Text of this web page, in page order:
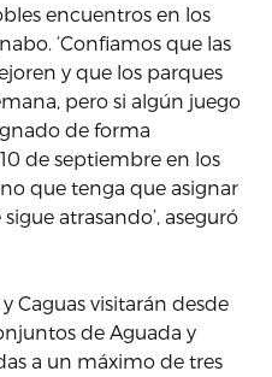
encuentros en los
‘Confiamos que las
y que los parques
pero si algún juego
de forma
de septiembre en los
que tenga que asignar
atrasando’, aseguró
Caguas visitarán desde
de Aguada y
a un máximo de tres